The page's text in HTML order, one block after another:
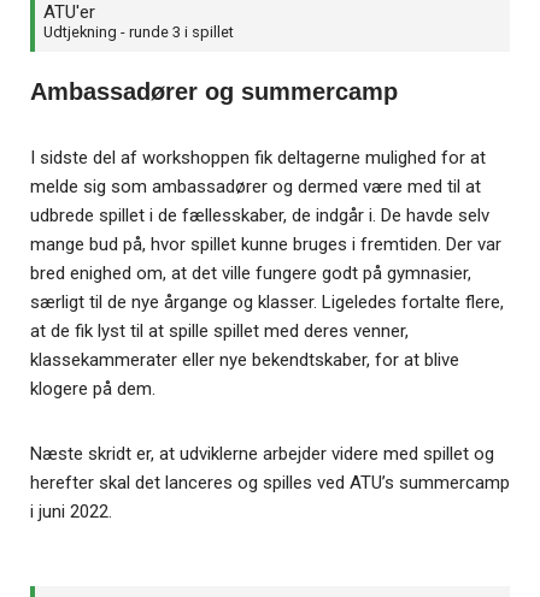
ATU'er
Udtjekning - runde 3 i spillet
Ambassadører og summercamp
I sidste del af workshoppen fik deltagerne mulighed for at
melde sig som ambassadører og dermed være med til at
udbrede spillet i de fællesskaber, de indgår i. De havde selv
mange bud på, hvor spillet kunne bruges i fremtiden. Der var
bred enighed om, at det ville fungere godt på gymnasier,
særligt til de nye årgange og klasser. Ligeledes fortalte flere,
at de fik lyst til at spille spillet med deres venner,
klassekammerater eller nye bekendtskaber, for at blive
klogere på dem.
Næste skridt er, at udviklerne arbejder videre med spillet og
herefter skal det lanceres og spilles ved ATU’s summercamp
i juni 2022.